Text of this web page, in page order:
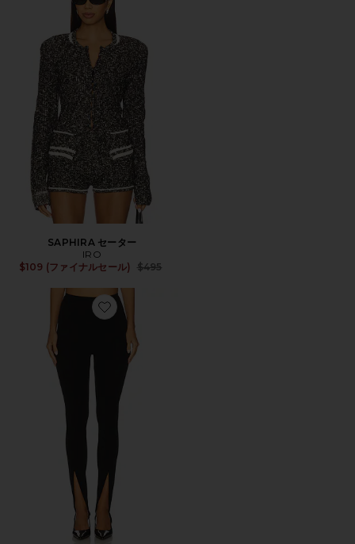
SAPHIRA セーター
IRO
$109 (ファイナルセール)
Previous price:
$495
Favorite PERSEPHONE パンツ